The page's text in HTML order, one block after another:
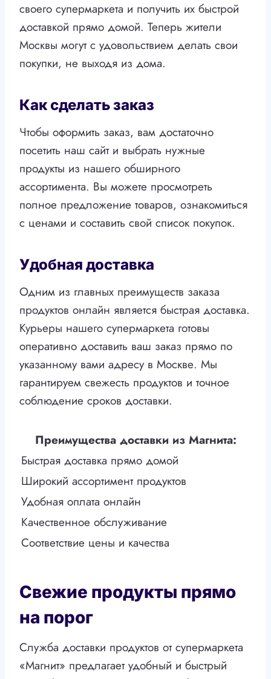
своего супермаркета и получить их быстрой
доставкой прямо домой. Теперь жители
Москвы могут с удовольствием делать свои
покупки, не выходя из дома.
Как сделать заказ
Чтобы оформить заказ, вам достаточно
посетить наш сайт и выбрать нужные
продукты из нашего обширного
ассортимента. Вы можете просмотреть
полное предложение товаров, ознакомиться
с ценами и составить свой список покупок.
Удобная доставка
Одним из главных преимуществ заказа
продуктов онлайн является быстрая доставка.
Курьеры нашего супермаркета готовы
оперативно доставить ваш заказ прямо по
указанному вами адресу в Москве. Мы
гарантируем свежесть продуктов и точное
соблюдение сроков доставки.
Преимущества доставки из Магнита:
Быстрая доставка прямо домой
Широкий ассортимент продуктов
Удобная оплата онлайн
Качественное обслуживание
Соответствие цены и качества
Свежие продукты прямо
на порог
Служба доставки продуктов от супермаркета
«Магнит» предлагает удобный и быстрый